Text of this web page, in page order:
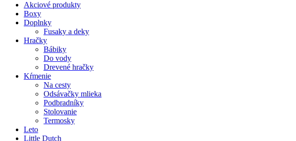
Akciové produkty
Boxy
Doplnky
Fusaky a deky
Hračky
Bábiky
Do vody
Drevené hračky
Kŕmenie
Na cesty
Odsávačky mlieka
Podbradníky
Stolovanie
Termosky
Leto
Little Dutch